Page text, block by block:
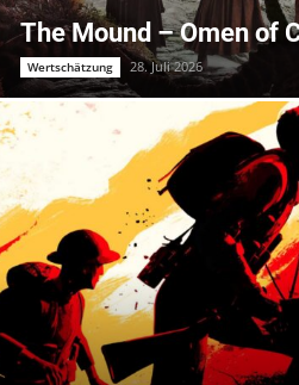
The Mound – Omen of
Wertschätzung 28. Juli 2026